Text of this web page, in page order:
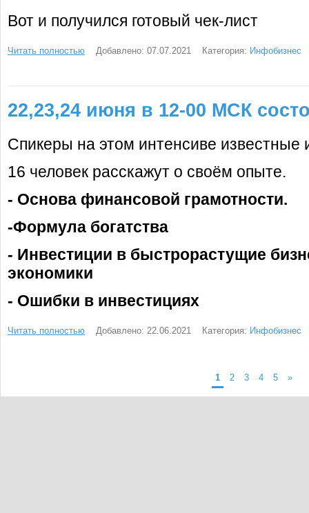
Вот и получился готовый чек-лист
Читать полностью Добавлено: 07.07.2021 Категория: Инфобизнес
22,23,24 июня в 12-00 МСК
Спикеры на этом интенсиве известные
16 человек расскажут о своём опыте.
- Основа финансовой грамотности.
-Формула богатства
- Инвестиции в быстрорастущие
экономики
- Ошибки в инвестициях
Читать полностью Добавлено: 22.06.2021 Категория: Инфобизнес
1 2 3 4 5 »